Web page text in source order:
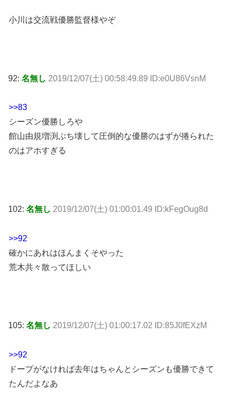
小川は交流戦優勝監督様やぞ
92: 名無し 2019/12/07(土) 00:58:49.89 ID:e0U86VsnM
>>83
シーズン優勝しろや
館山由規増渕ぶち壊して圧倒的な優勝のはずが捲られた
のはアホすぎる
102: 名無し 2019/12/07(土) 01:00:01.49 ID:kFegOug8d
>>92
確かにあれはほんまくそやった
荒木共々散ってほしい
105: 名無し 2019/12/07(土) 01:00:17.02 ID:85J0fEXzM
>>92
ドープがなければ去年はちゃんとシーズンも優勝できて
たんだよなあ